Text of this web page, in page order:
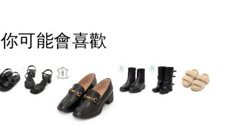
你可能會喜歡